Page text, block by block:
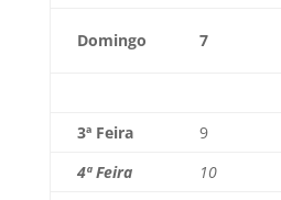
Domingo 7
3ª Feira 9
4ª Feira
10